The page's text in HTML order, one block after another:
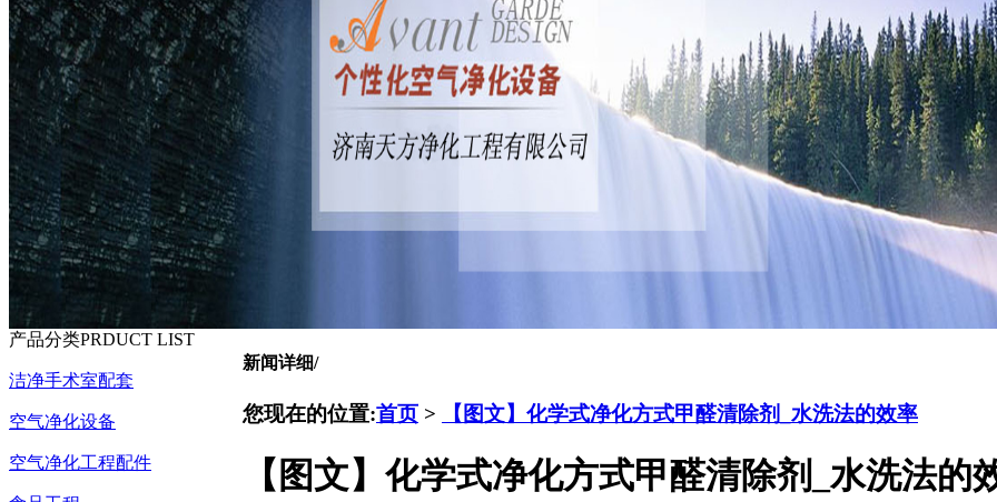
产品分类PRDUCT LIST
洁净手术室配套
空气净化设备
空气净化工程配件
新闻详细/
您现在的位置:首页 > 【图文】化学式净化方式甲醛清除剂_水洗法的效率
【图文】化学式净化方式甲醛清除剂_水洗法的